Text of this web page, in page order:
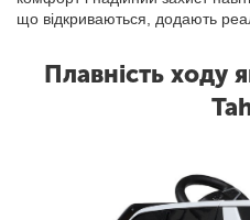
що відкриваються, додають
Плавність ходу